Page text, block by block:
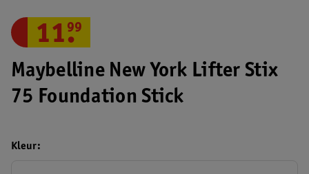
Maybelline New York Lifter Stix
75 Foundation Stick
11.
99
Kleur